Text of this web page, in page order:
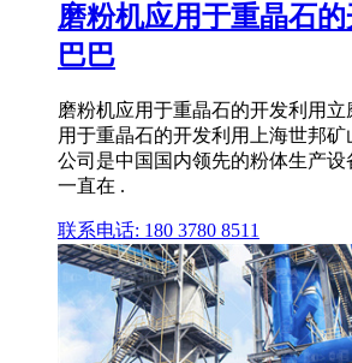
磨粉机应用于重晶石
巴巴
磨粉机应用于重晶石的开发利用立
用于重晶石的开发利用上海世邦
公司是中国国内领先的粉体生产
一直在 .
联系电话: 180 3780 8511